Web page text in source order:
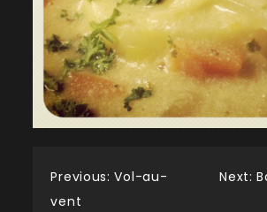
Post
Previous: Vol-au-
vent
Next: